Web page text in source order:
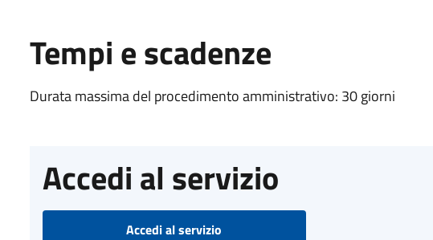
Tempi e scadenze
Durata massima del procedimento amministrativo: 30 giorni
Accedi al servizio
Accedi al servizio